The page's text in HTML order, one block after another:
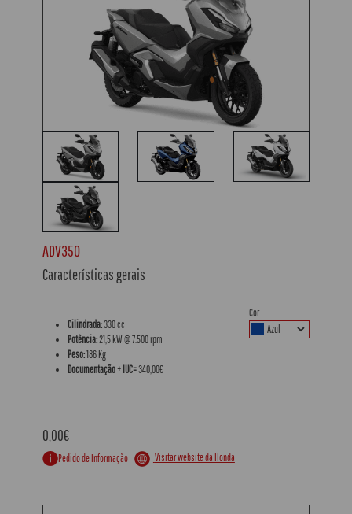
ADV350
Características gerais
Cilindrada:330 cc
Potência:21,5 kW @ 7.500 rpm
Peso:186 Kg
Documentação + IUC=340,00€
Cor:
0,00€
Pedido de Informação Visitar website da Honda